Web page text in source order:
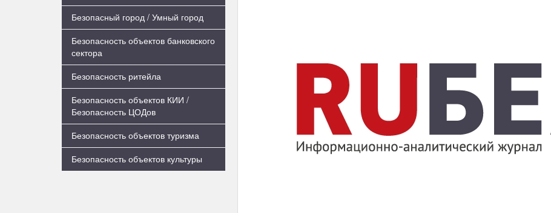
Безопасный город / Умный город
Безопасность объектов банковского
сектора
Безопасность ритейла
Безопасность объектов КИИ /
Безопасность ЦОДов
Безопасность объектов туризма
Безопасность объектов культуры